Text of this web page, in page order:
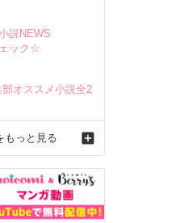
説NEWS
ック☆
部オススメ小説全2
もっと見る